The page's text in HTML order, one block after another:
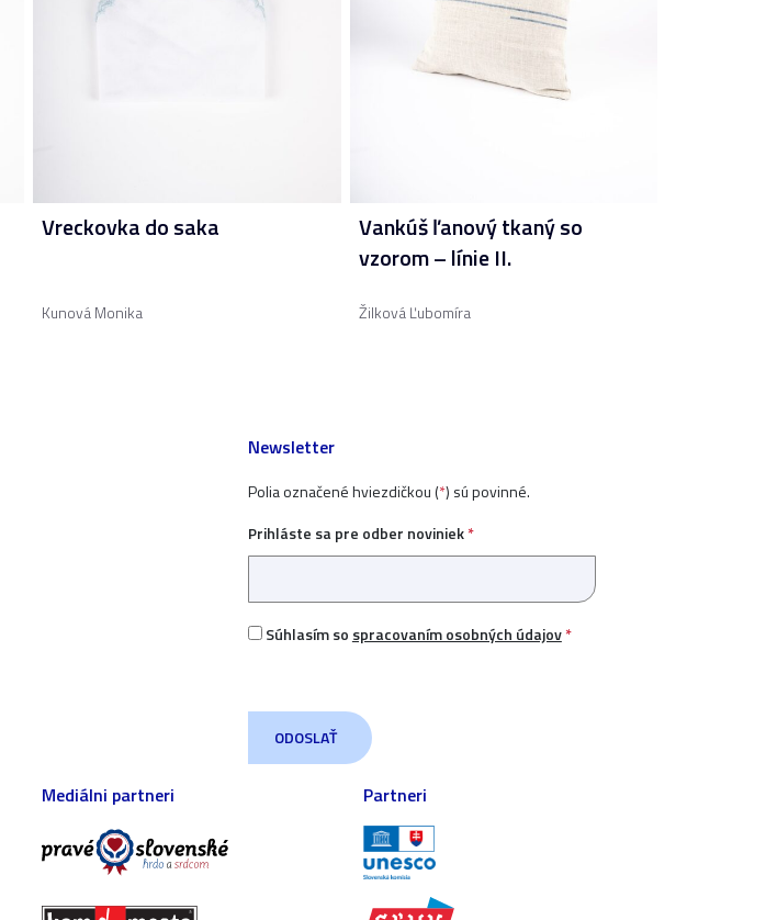
Vreckovka do saka
Kunová Monika
Vankúš ľanový tkaný so
vzorom – línie II.
Žilková Ľubomíra
Newsletter
Polia označené hviezdičkou (*) sú povinné.
Prihláste sa pre odber noviniek*
Súhlasím so spracovaním osobných údajov*
Mediálni partneri Partneri